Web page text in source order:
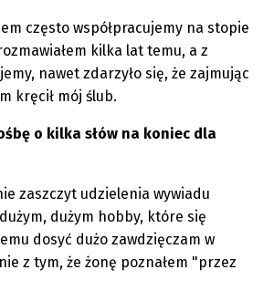
często współpracujemy na stopie
kilka lat temu, a z
nawet zdarzyło się, że zajmując
kręcił mój ślub.
o kilka słów na koniec dla
zaszczyt udzielenia wywiadu
dużym hobby, które się
dosyć dużo zawdzięczam w
z tym, że żonę poznałem "przez